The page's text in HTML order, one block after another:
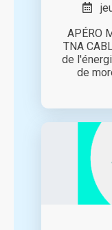
APÉRO
TNA
de
de